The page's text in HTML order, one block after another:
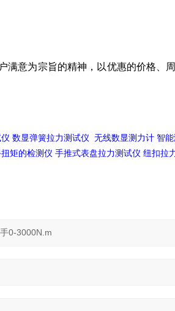
满意为宗旨的精神，以优惠的价格、
数显弹簧拉力测试仪 无线数显测力计 智
矩的检测仪 手推式表盘拉力测试仪 纽扣拉